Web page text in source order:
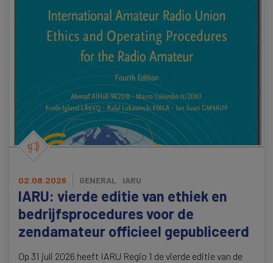
02.08.2026 GENERAL IARU
IARU: vierde editie van ethiek en
bedrijfsprocedures voor de
zendamateur officieel gepubliceerd
Op 31 juli 2026 heeft IARU Regio 1 de vierde editie van de